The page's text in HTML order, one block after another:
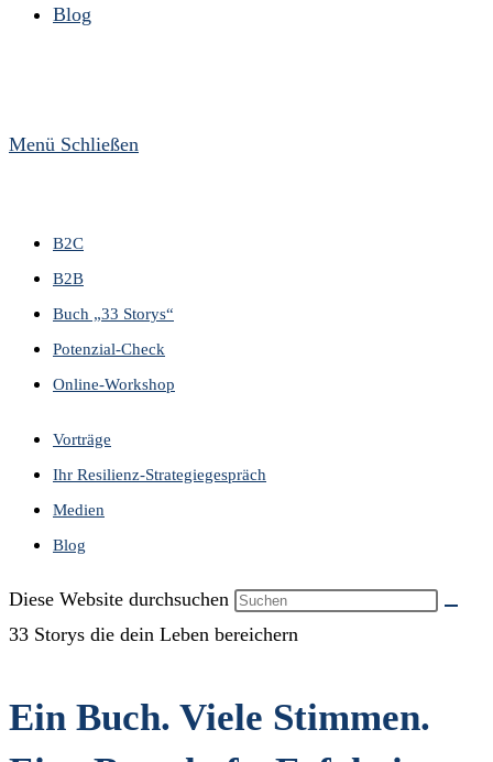
Blog
Menü Schließen
B2C
B2B
Buch „33 Storys“
Potenzial-Check
Online-Workshop
Vorträge
Ihr Resilienz-Strategiegespräch
Medien
Blog
Diese Website durchsuchen
33 Storys die dein Leben bereichern
Ein Buch. Viele Stimmen.